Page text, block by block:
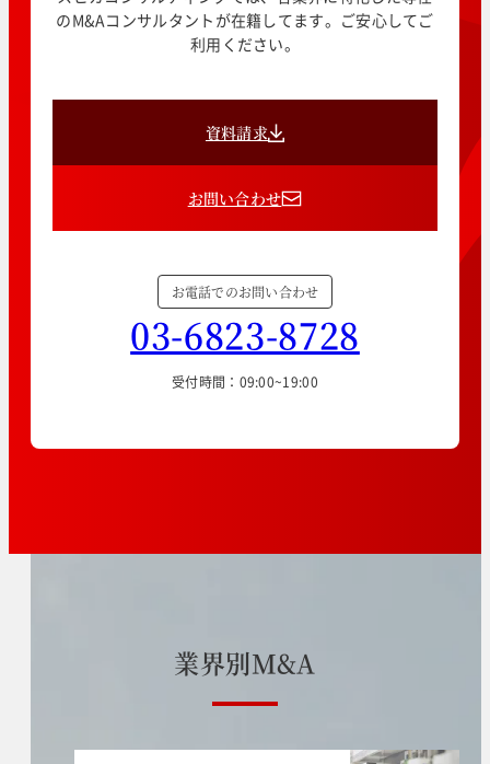
のM&Aコンサルタントが在籍してます。ご安心してご
利用ください。
資料請求
お問い合わせ
お電話でのお問い合わせ
03-6823-8728
受付時間：09:00~19:00
業界別M&A